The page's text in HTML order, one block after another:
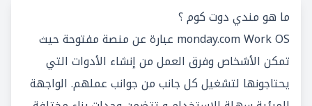
ما هو مندي دوت كوم ؟
monday.com Work OS عبارة عن منصة مفتوحة حيث
تمكن الأشخاص وفرق العمل من إنشاء الأدوات التي
يحتاجونها لتشغيل كل جانب من جوانب عملهم. الواجهة